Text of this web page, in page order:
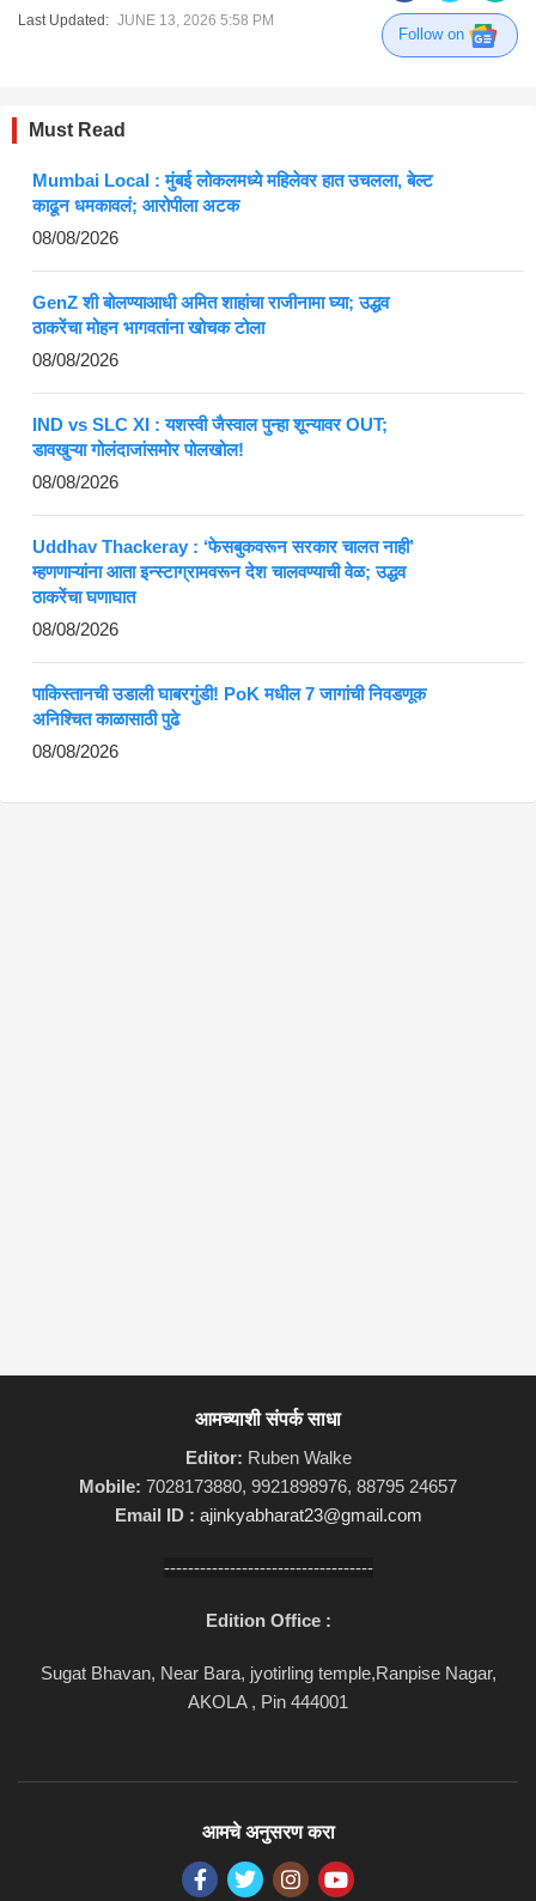
Last Updated: JUNE 13, 2026 5:58 PM
Follow on
Must Read
Mumbai Local : मुंबई लोकलमध्ये महिलेवर हात उचलला, बेल्ट
काढून धमकावलं; आरोपीला अटक
08/08/2026
GenZ शी बोलण्याआधी अमित शाहांचा राजीनामा घ्या; उद्धव
ठाकरेंचा मोहन भागवतांना खोचक टोला
08/08/2026
IND vs SLC XI : यशस्वी जैस्वाल पुन्हा शून्यावर OUT;
डावखुऱ्या गोलंदाजांसमोर पोलखोल!
08/08/2026
Uddhav Thackeray : ‘फेसबुकवरून सरकार चालत नाही’
म्हणणाऱ्यांना आता इन्स्टाग्रामवरून देश चालवण्याची वेळ; उद्धव
ठाकरेंचा घणाघात
08/08/2026
पाकिस्तानची उडाली घाबरगुंडी! PoK मधील 7 जागांची निवडणूक
अनिश्चित काळासाठी पुढे
08/08/2026
आमच्याशी संपर्क साधा
Editor: Ruben Walke
Mobile: 7028173880, 9921898976, 88795 24657
Email ID : ajinkyabharat23@gmail.com
-----------------------------------
Edition Office :
Sugat Bhavan, Near Bara, jyotirling temple,Ranpise Nagar,
AKOLA , Pin 444001
आमचे अनुसरण करा